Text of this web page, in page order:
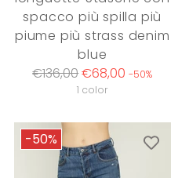
spacco più spilla più
piume più strass denim
blue
Regular
€136,00€68,00 -50%
1 color
-50%